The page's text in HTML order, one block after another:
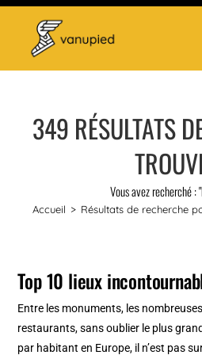
349 RÉSULTATS
Vous avez recherché :
Accueil > Résultats de recherche
Top 10 lieux
Entre les monuments, les
restaurants, sans oublier le plus
par habitant en Europe, il n’est pas